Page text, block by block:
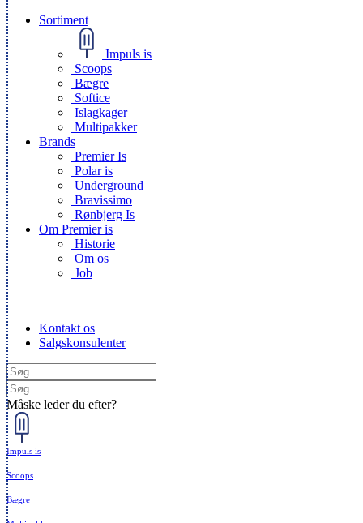
Sortiment
Impuls is
Scoops
Bægre
Softice
Islagkager
Multipakker
Brands
Premier Is
Polar is
Underground
Bravissimo
Rønbjerg Is
Om Premier is
Historie
Om os
Job
Kontakt os
Salgskonsulenter
Måske leder du efter?
Impuls is
Scoops
Bægre